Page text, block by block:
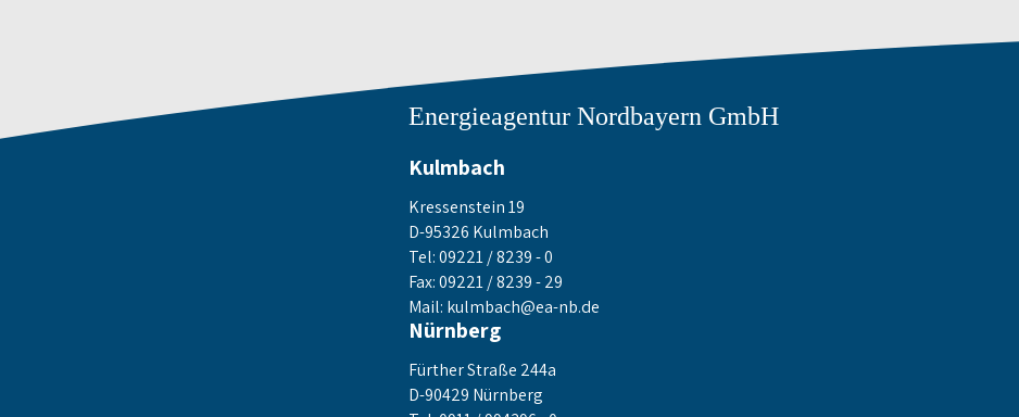
Energieagentur Nordbayern GmbH
Kulmbach
Kressenstein 19
D-95326 Kulmbach
Tel: 09221 / 8239 - 0
Fax: 09221 / 8239 - 29
Mail: kulmbach@ea-nb.de
Nürnberg
Fürther Straße 244a
D-90429 Nürnberg